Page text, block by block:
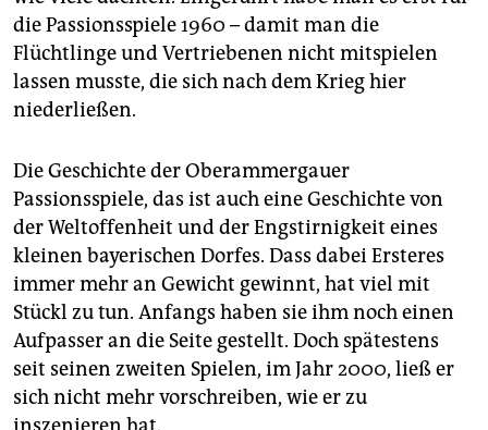
die Passionsspiele 1960 – damit man die
Flüchtlinge und Vertriebenen nicht mitspielen
lassen musste, die sich nach dem Krieg hier
niederließen.
Die Geschichte der Oberammergauer
Passionsspiele, das ist auch eine Geschichte von
der Weltoffenheit und der Engstirnigkeit eines
kleinen bayerischen Dorfes. Dass dabei Ersteres
immer mehr an Gewicht gewinnt, hat viel mit
Stückl zu tun. Anfangs haben sie ihm noch einen
Aufpasser an die Seite gestellt. Doch spätestens
seit seinen zweiten Spielen, im Jahr 2000, ließ er
sich nicht mehr vorschreiben, wie er zu